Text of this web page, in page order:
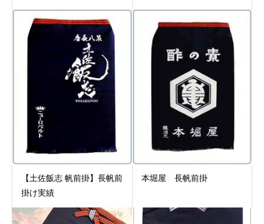
【土佐飯志 帆前掛】長帆前
掛け実績
本堀屋 長帆前掛